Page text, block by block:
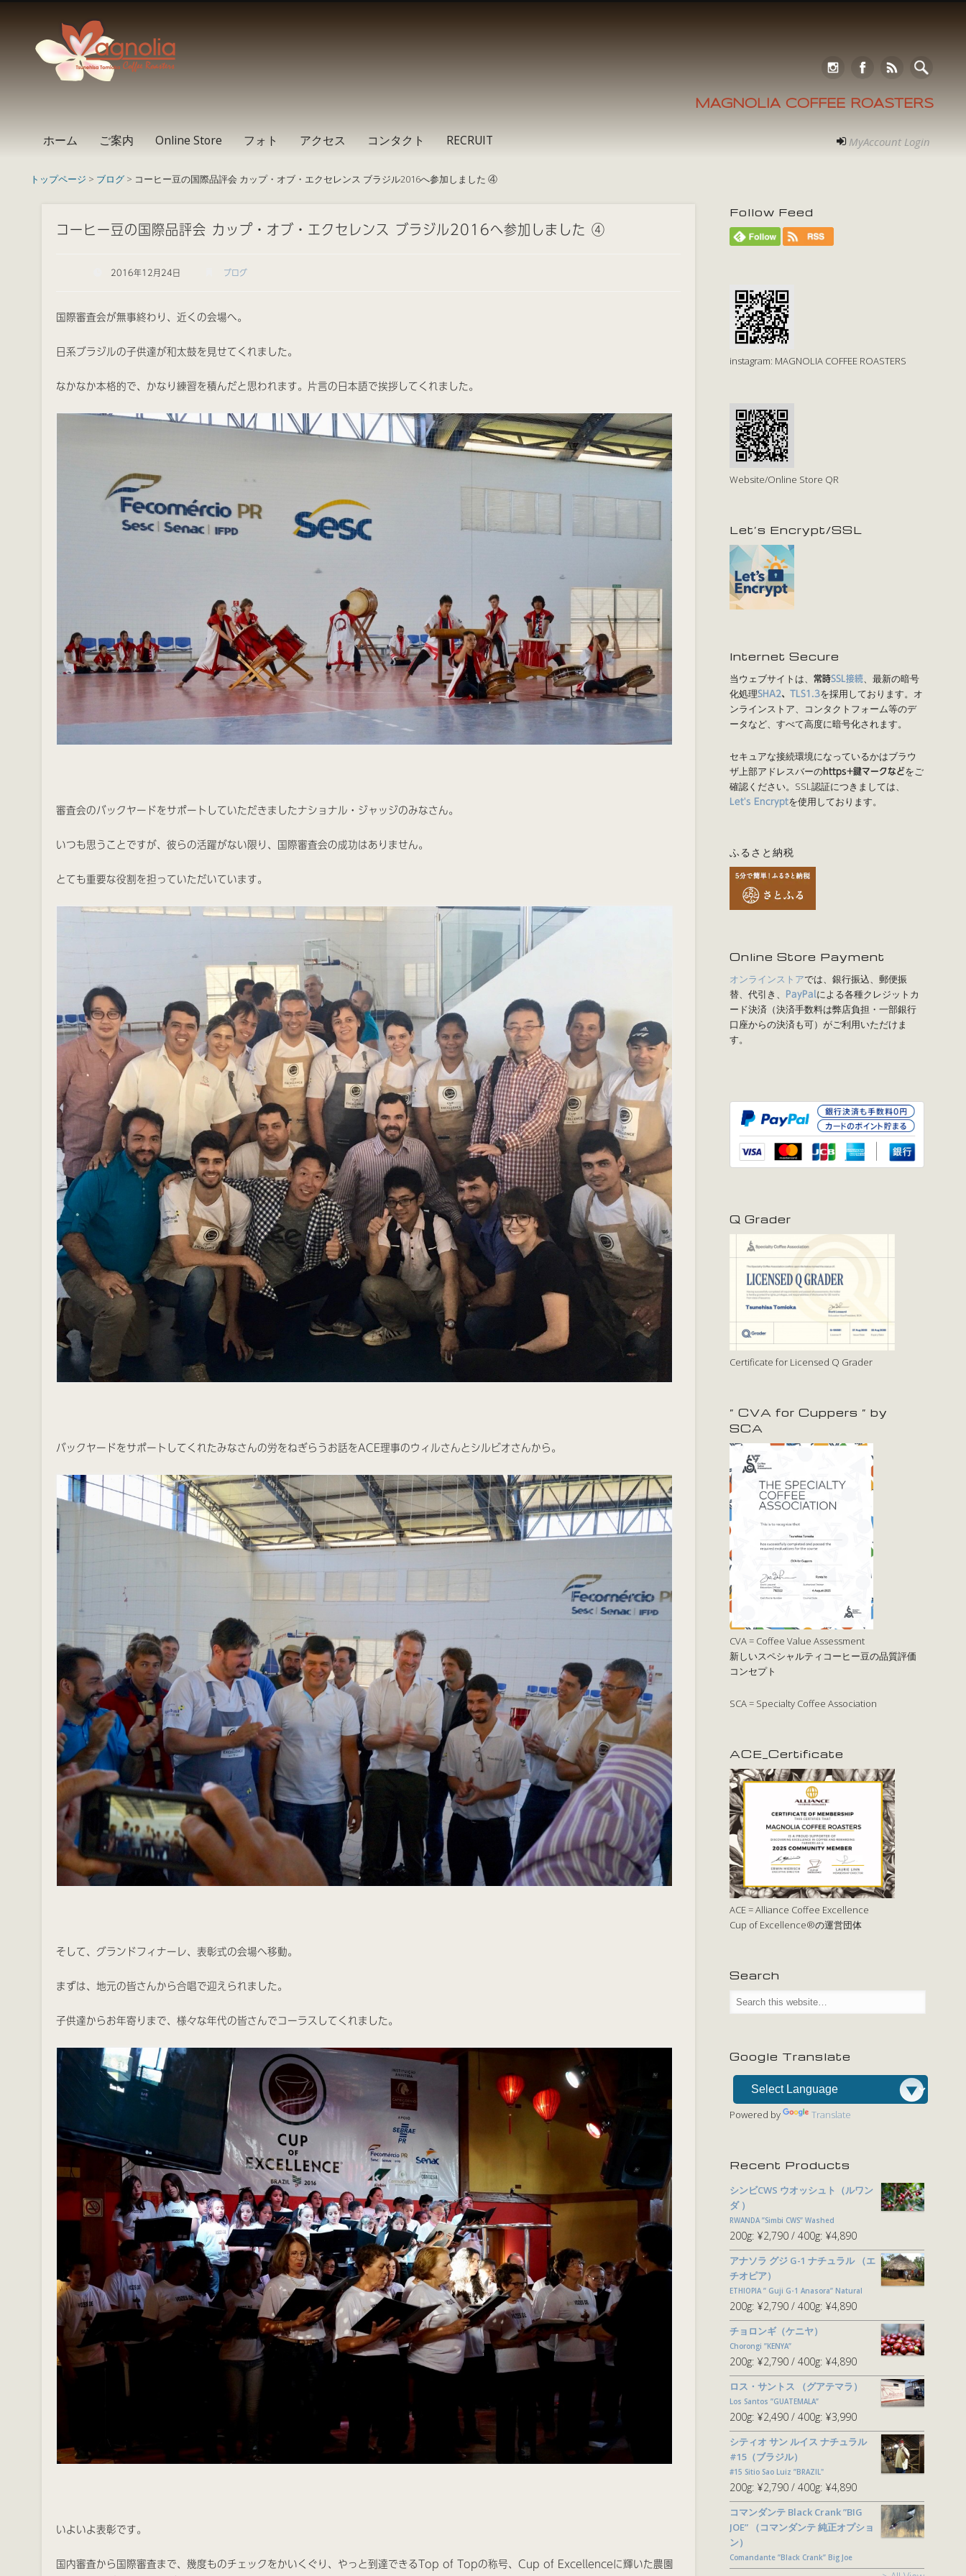
InstagramFacebook
RSS
MAGNOLIA COFFEE ROASTERS
ホーム ご案内 Online Store フォト アクセス コンタクト RECRUIT MyAccount Login
トップページ > ブログ> コーヒー豆の国際品評会 カップ・オブ・エクセレンス ブラジル2016へ参加しました ④
コーヒー豆の国際品評会 カップ・オブ・エクセレンス ブラジル2016へ参加しました ④
2016年12月24日 ブログ
国際審査会が無事終わり、近くの会場へ。
日系ブラジルの子供達が和太鼓を見せてくれました。
なかなか本格的で、かなり練習を積んだと思われます。片言の日本語で挨拶してくれました。
審査会のバックヤードをサポートしていただきましたナショナル・ジャッジのみなさん。
いつも思うことですが、彼らの活躍がない限り、国際審査会の成功はありません。
とても重要な役割を担っていただいています。
バックヤードをサポートしてくれたみなさんの労をねぎらうお話をACE理事のウィルさんとシルビオさんから。
そして、グランドフィナーレ、表彰式の会場へ移動。
まずは、地元の皆さんから合唱で迎えられました。
子供達からお年寄りまで、様々な年代の皆さんでコーラスしてくれました。
いよいよ表彰です。
国内審査から国際審査まで、幾度ものチェックをかいくぐり、やっと到達できるTop of Topの称号、Cup of Excellenceに輝いた農園
Follow Feed
instagram: MAGNOLIA COFFEE ROASTERS
Website/Online Store QR
Let’s Encrypt/SSL
Internet Secure
当ウェブサイトは、常時SSL接続、最新の暗号
化処理SHA2、TLS1.3を採用しております。オ
ンラインストア、コンタクトフォーム等のデ
ータなど、すべて高度に暗号化されます。
セキュアな接続環境になっているかはブラウ
ザ上部アドレスバーのhttps+鍵マークなどをご
確認ください。SSL認証につきましては、
Let's Encryptを使用しております。
ふるさと納税
Online Store Payment
オンラインストアでは、銀行振込、郵便振
替、代引き、
PayPalによる各種クレジットカ
ード決済（決済手数料は弊店負担・一部銀行
口座からの決済も可）がご利用いただけま
す。
Q Grader
Certificate for Licensed Q Grader
” CVA for Cuppers ” by
SCA
CVA = Coffee Value Assessment
新しいスペシャルティコーヒー豆の品質評価
コンセプト
SCA = Specialty Coffee Association
ACE_Certificate
ACE = Alliance Coffee Excellence
Cup of Excellence®の運営団体
Search
Google Translate
Powered by Translate
Recent Products
シンビCWS ウオッシュト（ルワン
ダ ）
RWANDA ”Simbi CWS” Washed
200g: ¥2,790 400g: ¥4,890
アナソラ グジ G-1 ナチュラル （エ
チオピア）
ETHIOPIA ” Guji G-1 Anasora” Natural
200g: ¥2,790 400g: ¥4,890
チョロンギ（ケニヤ）
Chorongi ”KENYA”
200g: ¥2,790 400g: ¥4,890
ロス・サントス （グアテマラ）
Los Santos ”GUATEMALA”
200g: ¥2,490 400g: ¥3,990
シティオ サン ルイス ナチュラル
#15（ブラジル）
#15 Sitio Sao Luiz ”BRAZIL"
200g: ¥2,790 400g: ¥4,890
コマンダンテ Black Crank ”BIG
JOE” （コマンダンテ 純正オプショ
ン）
Comandante ”Black Crank” Big Joe